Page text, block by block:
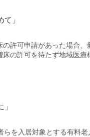
」
許可申請があった場合、
の許可を待たず地域医
を入居対象とする有料